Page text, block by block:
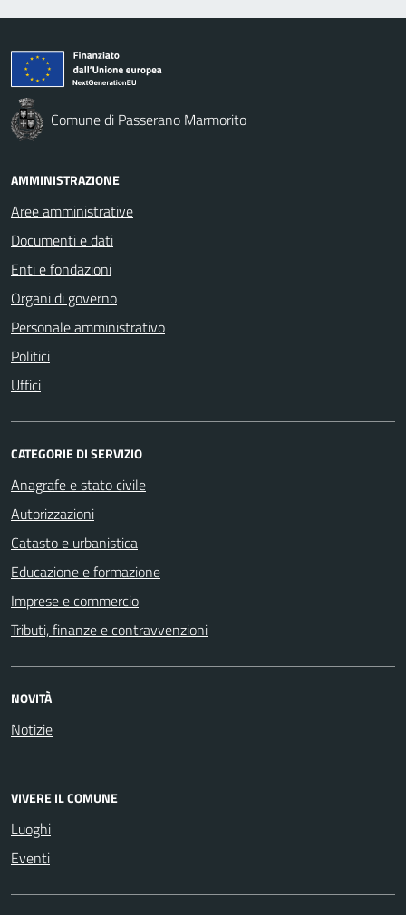
Comune di Passerano Marmorito
AMMINISTRAZIONE
Aree amministrative
Documenti e dati
Enti e fondazioni
Organi di governo
Personale amministrativo
Politici
Uffici
CATEGORIE DI SERVIZIO
Anagrafe e stato civile
Autorizzazioni
Catasto e urbanistica
Educazione e formazione
Imprese e commercio
Tributi, finanze e contravvenzioni
NOVITÀ
Notizie
VIVERE IL COMUNE
Luoghi
Eventi